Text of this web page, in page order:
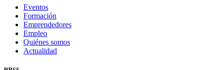
Eventos
Formación
Emprendedores
Empleo
Quiénes somos
Actualidad